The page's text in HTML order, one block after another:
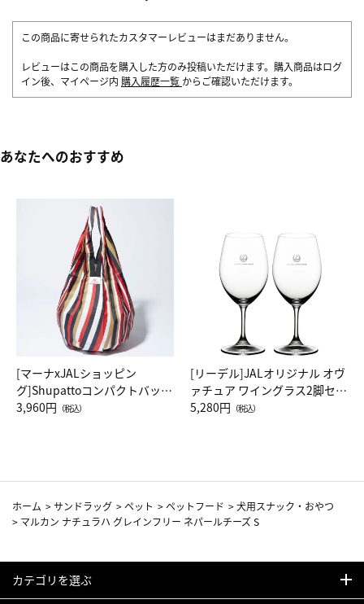
この商品に寄せられたカスタマーレビューはまだありません。
レビューはこの商品を購入した方のみ投稿いただけます。購入商品はログ
イン後、マイページ内 購入履歴一覧 からご確認いただけます。
あなたへのおすすめ
[マーナxJALショッピン
グ]Shupattoコンパクトバッグ
Drop JAL客室乗務員（LC）ス
3,960円 （税込）
[リーデル]JALオリジナル オヴ
ァチュア ワイングラス2脚セッ
ト（レッドワイン）
5,280円 （税込）
ホーム >サンドラッグ >ペット >ペットフード >犬用スナック・おやつ
> マルカン ナチュラハ グレインフリー ネパールチーズ S
カテゴリを選ぶ